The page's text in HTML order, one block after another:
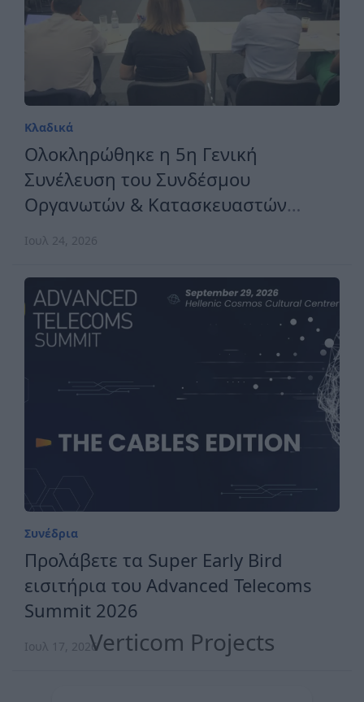
Κλαδικά
Ολοκληρώθηκε η 5η Γενική
Συνέλευση του Συνδέσμου
Οργανωτών & Κατασκευαστών
Ιουλ 24, 2026
Συνέδρια
Προλάβετε τα Super Early Bird
εισιτήρια του Advanced Telecoms
Summit 2026
Ιουλ 17, 2026Verticom Projects